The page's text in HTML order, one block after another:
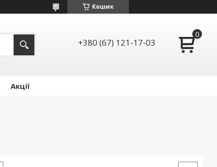
Кошик
+380 (67) 121-17-03
Акції